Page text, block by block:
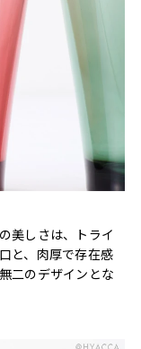
美しさは、トライ
と、肉厚で存在感
二のデザインとな